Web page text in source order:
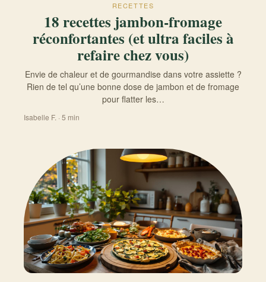
RECETTES
18 recettes jambon-fromage
réconfortantes (et ultra faciles à
refaire chez vous)
Envie de chaleur et de gourmandise dans votre assiette ?
Rien de tel qu’une bonne dose de jambon et de fromage
pour flatter les…
Isabelle F. · 5 min